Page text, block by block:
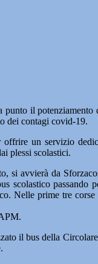
il
dei contagi covid-19.
offrire un servizio
plessi scolastici.
si avvierà da
scolastico passando
Nelle prime tre corse
il bus della